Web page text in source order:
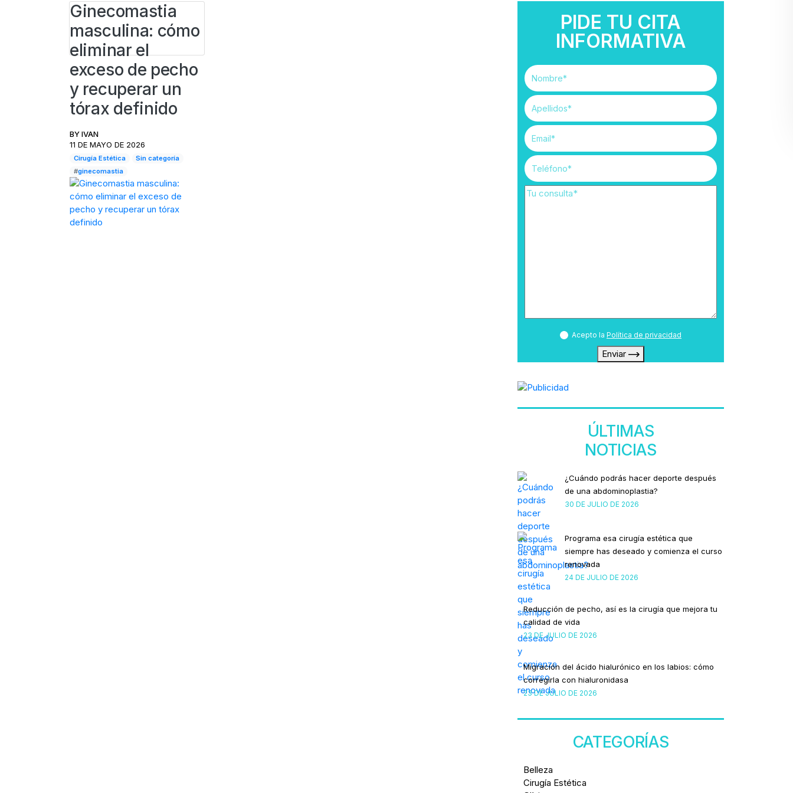
Ginecomastia
masculina: cómo
eliminar el
exceso de pecho
y recuperar un
tórax definido
BYIVAN
11 DE MAYO DE 2026
Cirugía Estética
Sin categoría
#ginecomastia
PIDE TU CITA
INFORMATIVA
Acepto la Política de privacidad
Enviar
ÚLTIMAS
NOTICIAS
¿Cuándo podrás hacer deporte después
de una abdominoplastia?
30 DE JULIO DE 2026
Programa esa cirugía estética que
siempre has deseado y comienza el curso
renovada
24 DE JULIO DE 2026
Reducción de pecho, así es la cirugía que mejora tu
calidad de vida
23 DE JULIO DE 2026
Migración del ácido hialurónico en los labios: cómo
corregirla con hialuronidasa
23 DE JULIO DE 2026
CATEGORÍAS
Belleza
Cirugía Estética